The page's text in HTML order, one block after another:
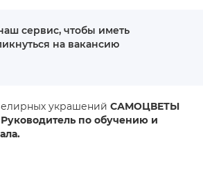
сервис, чтобы иметь
на вакансию
украшений САМОЦВЕТЫ
Руководитель по обучению и